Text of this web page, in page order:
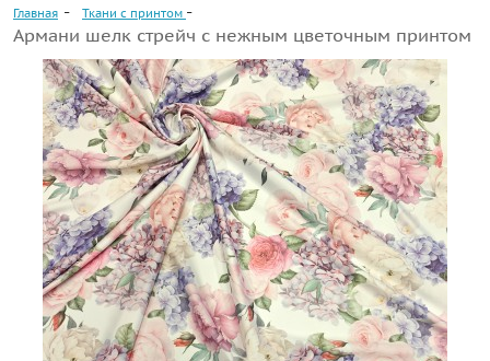
Главная Ткани с принтом
Армани шелк стрейч с нежным цветочным принтом